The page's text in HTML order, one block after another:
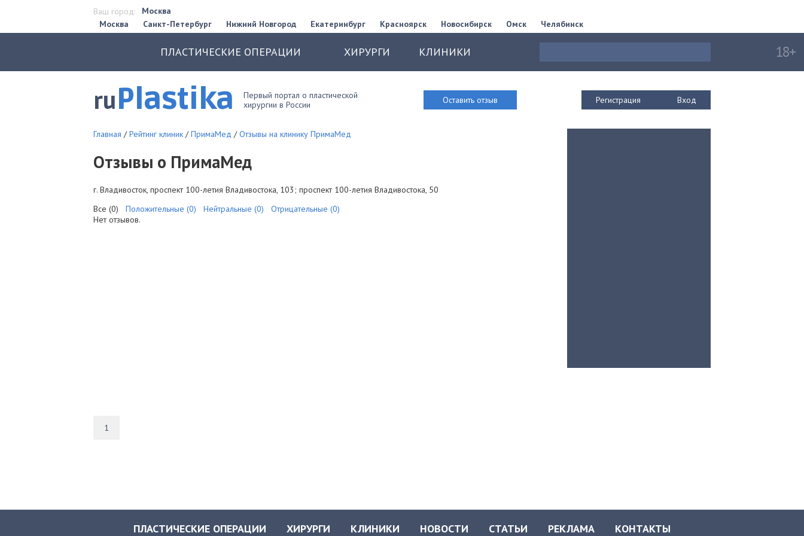
Ваш город:
Москва
Москва
Санкт-Петербург Нижний Новгород Екатеринбург Красноярск Новосибирск Омск Челябинск
ПЛАСТИЧЕСКИЕ ОПЕРАЦИИ ХИРУРГИ КЛИНИКИ
ruPlastika
Первый портал о пластической
хирургии в России
Оставить отзыв Регистрация Вход
Главная / Рейтинг клиник / ПримаМед / Отзывы на клинику ПримаМед
Отзывы о ПримаМед
г. Владивосток, проспект 100-летия Владивостока, 103; проспект 100-летия Владивостока, 50
Все (0) Положительные (0) Нейтральные (0)
Отрицательные (0)
Нет отзывов.
1
ПЛАСТИЧЕСКИЕ ОПЕРАЦИИ ХИРУРГИ КЛИНИКИ НОВОСТИ СТАТЬИ РЕКЛАМА КОНТАКТЫ